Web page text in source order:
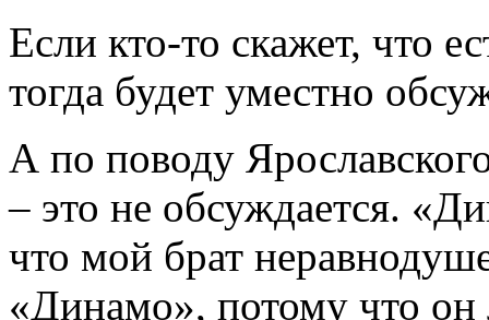
Если кто-то скажет, что
тогда будет уместно
А по поводу
– это не обсуждается.
что мой брат
«Динамо», потому что